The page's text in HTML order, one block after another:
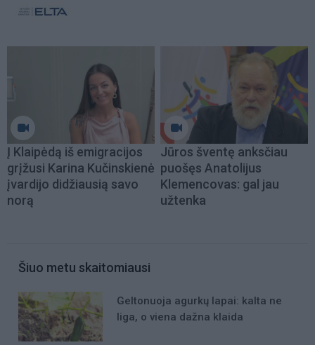
Į Klaipėdą iš emigracijos
grįžusi Karina Kučinskienė
įvardijo didžiausią savo
norą
Jūros šventę anksčiau
puošęs Anatolijus
Klemencovas: gal jau
užtenka
Šiuo metu skaitomiausi
Geltonuoja agurkų lapai: kalta ne
liga, o viena dažna klaida